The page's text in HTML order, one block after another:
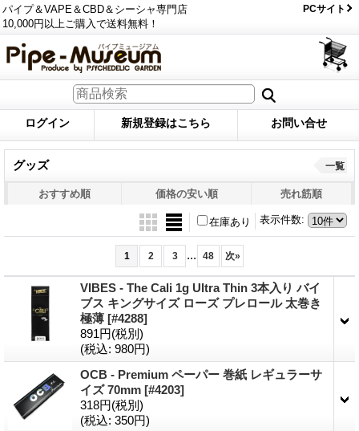
パイプ＆VAPE＆CBD＆シーシャ専門店
10,000円以上ご購入で送料無料！
PCサイト
ログイン 新規登録はこちら お問い合せ
グッズ 一覧
おすすめ順 価格の安い順 売れ筋順
表示件数:
在庫あり
1 2 3 ... 48 次»
VIBES - The Cali 1g Ultra Thin 3本入り バイ
ブス キングサイズ ローズ プレロール 太巻き
極薄 [#4288]
891円(税別)
(税込: 980円)
OCB - Premium ペーパー 巻紙 レギュラーサ
イズ 70mm [#4203]
318円(税別)
(税込: 350円)